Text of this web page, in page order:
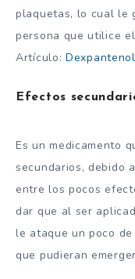
plaquetas, lo cual le
persona que utilice
Artículo:
Efectos
Es un medicamento
secundarios, debido
entre los pocos
dar que al ser
le ataque un poco
que pudieran